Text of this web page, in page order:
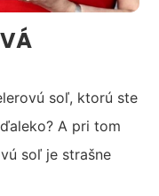
soľ, ktorú ste
A pri tom
soľ je strašne